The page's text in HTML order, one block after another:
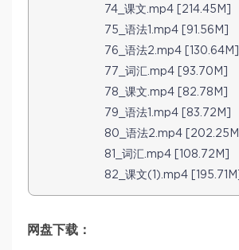
74_课文.mp4 [214.45M]
75_语法1.mp4 [91.56M]
76_语法2.mp4 [130.64M]
77_词汇.mp4 [93.70M]
78_课文.mp4 [82.78M]
79_语法1.mp4 [83.72M]
80_语法2.mp4 [202.25M]
81_词汇.mp4 [108.72M]
82_课文(1).mp4 [195.71M]
网盘下载：